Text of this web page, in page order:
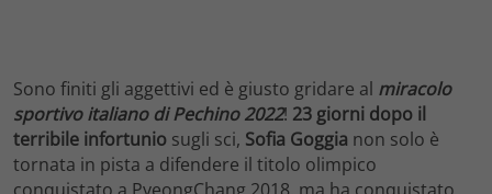
Sono finiti gli aggettivi ed è giusto gridare al miracolo
sportivo italiano di Pechino 2022! 23 giorni dopo il
terribile infortunio sugli sci, Sofia Goggia non solo è
tornata in pista a difendere il titolo olimpico